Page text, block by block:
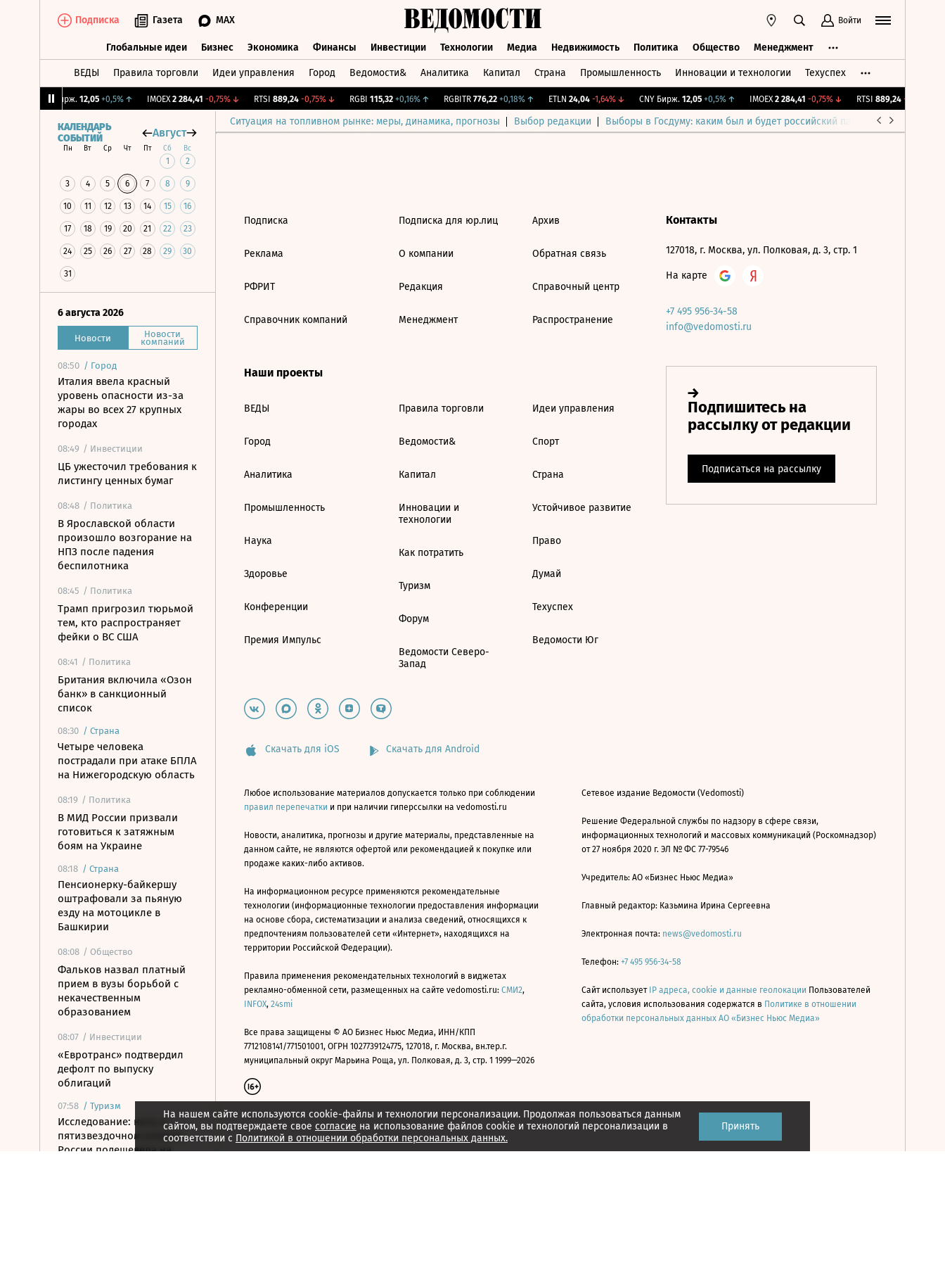
Подписка Газета MAX Войти
Глобальные идеи Бизнес Экономика Финансы Инвестиции Технологии Медиа Недвижимость Политика Общество Менеджмент
ВЕДЫ Правила торговли Идеи управления Город Ведомости& Аналитика Капитал Страна Промышленность Инновации и технологии Техуспех
CNY Бирж. 12,05 +0,5%↑ IMOEX 2 284,41 -0,75%↓ RTSI 889,24 -0,75%↓ RGBI 115,32 +0,16%↑ RGBITR 776,22 +0,18%↑ ETLN 24,04 -1,64%↓ CNY Бирж. 12,05 +0,5%↑ IMOEX 2 284,41 -0,75%↓ RTSI 889,24 -0,75%
Ситуация на топливном рынке: меры, динамика, прогнозы Выбор редакции Выборы в Госдуму: каким был и будет российский парламент
КАЛЕНДАРЬ
СОБЫТИЙ
Август
Пн Вт Ср Чт Пт Сб Вс
1 2
3 4 5 6 7 8 9
10 11 12 13 14 15 16
17 18 19 20 21 22 23
24 25 26 27 28 29 30
31
6 августа 2026
Новости Новости
компаний
08:50 / Город
Италия ввела красный
уровень опасности из-за
жары во всех 27 крупных
городах
08:49 / Инвестиции
ЦБ ужесточил требования к
листингу ценных бумаг
08:48 / Политика
В Ярославской области
произошло возгорание на
НПЗ после падения
беспилотника
08:45 / Политика
Трамп пригрозил тюрьмой
тем, кто распространяет
фейки о ВС США
08:41 / Политика
Британия включила «Озон
банк» в санкционный
список
08:30 / Страна
Четыре человека
пострадали при атаке БПЛА
на Нижегородскую область
08:19 / Политика
В МИД России призвали
готовиться к затяжным
боям на Украине
08:18 / Страна
Пенсионерку-байкершу
оштрафовали за пьяную
езду на мотоцикле в
Башкирии
08:08 / Общество
Фальков назвал платный
прием в вузы борьбой с
некачественным
образованием
08:07 / Инвестиции
«Евротранс» подтвердил
дефолт по выпуску
облигаций
07:58 / Туризм
Исследование: ночь в
пятизвездочном отеле в
России подешевела на
На нашем сайте используются cookie-файлы и технологии персонализации. Продолжая пользоваться данным
сайтом, вы подтверждаете свое согласие на использование файлов cookie и технологий персонализации в
соответствии с Политикой в отношении обработки персональных данных.
Принять
Подписка
Реклама
РФРИТ
Справочник компаний
Подписка для юр.лиц
О компании
Редакция
Менеджмент
Архив
Обратная связь
Справочный центр
Распространение
Наши проекты
ВЕДЫ
Город
Аналитика
Промышленность
Наука
Здоровье
Конференции
Премия Импульс
Правила торговли
Ведомости&
Капитал
Инновации и
технологии
Как потратить
Туризм
Форум
Ведомости Северо-
Запад
Идеи управления
Спорт
Страна
Устойчивое развитие
Право
Думай
Техуспех
Ведомости Юг
Контакты
127018, г. Москва, ул. Полковая, д. 3, стр. 1
На карте
+7 495 956-34-58
info@vedomosti.ru
Скачать для iOS Скачать для Android
Любое использование материалов допускается только при соблюдении
правил перепечатки и при наличии гиперссылки на vedomosti.ru
Новости, аналитика, прогнозы и другие материалы, представленные на
данном сайте, не являются офертой или рекомендацией к покупке или
продаже каких-либо активов.
На информационном ресурсе применяются рекомендательные
технологии (информационные технологии предоставления информации
на основе сбора, систематизации и анализа сведений, относящихся к
предпочтениям пользователей сети «Интернет», находящихся на
территории Российской Федерации).
Правила применения рекомендательных технологий в виджетах
рекламно-обменной сети, размещенных на сайте vedomosti.ru: СМИ2,
INFOX, 24smi
Все права защищены © АО Бизнес Ньюс Медиа, ИНН/КПП
7712108141/771501001, ОГРН 1027739124775, 127018, г. Москва, вн.тер.г.
муниципальный округ Марьина Роща, ул. Полковая, д. 3, стр. 1 1999—2026
Сетевое издание Ведомости (Vedomosti)
Решение Федеральной службы по надзору в сфере связи,
информационных технологий и массовых коммуникаций (Роскомнадзор)
от 27 ноября 2020 г. ЭЛ № ФС 77-79546
Учредитель: АО «Бизнес Ньюс Медиа»
Главный редактор: Казьмина Ирина Сергеевна
Электронная почта: news@vedomosti.ru
Телефон: +7 495 956-34-58
Сайт использует IP адреса, cookie и данные геолокации Пользователей
сайта, условия использования содержатся в Политике в отношении
обработки персональных данных АО «Бизнес Ньюс Медиа»